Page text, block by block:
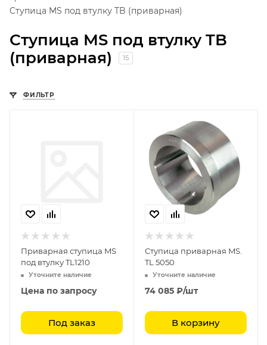
Cтупица MS под втулку TB
(приварная)
15
Cтупица MS под втулку TB (приварная)
ФИЛЬТР
Приварная ступица MS
под втулку TL1210
Уточните наличие
Цена по запросу
Под заказ
Ступица приварная MS.
TL 5050
Уточните наличие
74 085 ₽/шт
В корзину